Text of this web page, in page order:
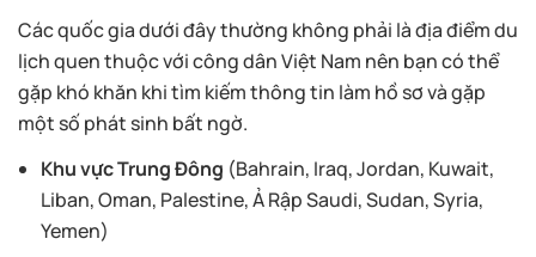
Các quốc gia dưới đây thường không phải là địa điểm du
lịch quen thuộc với công dân Việt Nam nên bạn có thể
gặp khó khăn khi tìm kiếm thông tin làm hồ sơ và gặp
một số phát sinh bất ngờ.
Khu vực Trung Đông (Bahrain, Iraq, Jordan, Kuwait,
Liban, Oman, Palestine, Ả Rập Saudi, Sudan, Syria,
Yemen)